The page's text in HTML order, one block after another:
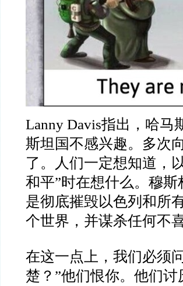
Lanny Davis指出，哈马
斯坦国不感兴趣。多次
了。人们一定想知道，
和平”时在想什么。穆
是彻底摧毁以色列和所
个世界，并谋杀任何不
在这一点上，我们必须问
楚？ ”他们恨你。他们